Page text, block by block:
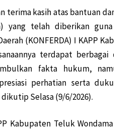
terima kasih atas bantuan
telah diberikan guna
(KONFERDA) I KAPP
terdapat
fakta hukum,
perhatian serta
Selasa (9/6/2026).
Kabupaten Teluk